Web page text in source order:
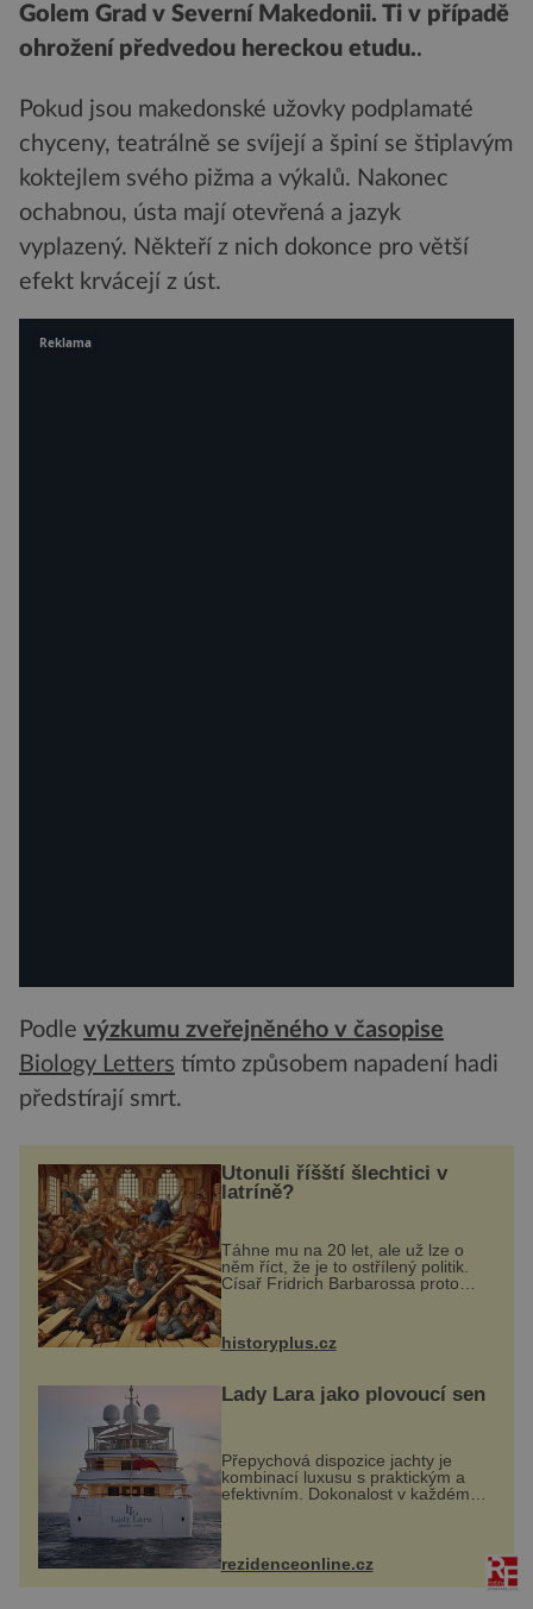
Golem Grad v Severní Makedonii. Ti v případě
ohrožení předvedou hereckou etudu..
Pokud jsou makedonské užovky podplamaté
chyceny, teatrálně se svíjejí a špiní se štiplavým
koktejlem svého pižma a výkalů. Nakonec
ochabnou, ústa mají otevřená a jazyk
vyplazený. Někteří z nich dokonce pro větší
efekt krvácejí z úst.
Podle výzkumu zveřejněného v časopise
Biology Letters tímto způsobem napadení hadi
předstírají smrt.
Utonuli říšští šlechtici v
latríně?
Táhne mu na 20 let, ale už lze o
něm říct, že je to ostřílený politik.
Císař Fridrich Barbarossa proto
posílá svého syna a dědice
Jindřicha VI. do Erfurtu, aby se stal
prostředníkem při řešení sporu m...
historyplus.cz
Lady Lara jako plovoucí sen
Přepychová dispozice jachty je
kombinací luxusu s praktickým a
efektivním. Dokonalost v každém
detailu představuje značka Fendi
Casa, kterou byly vybaveny její
paluby. Monacký přístav nabízí
každoročn...
rezidenceonline.cz
Reklama